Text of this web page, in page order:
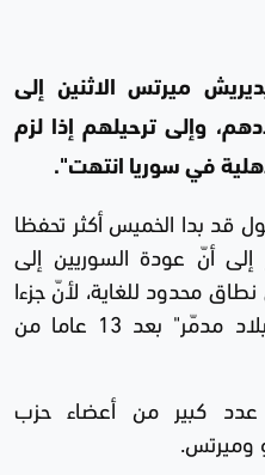
ميرتس الاثنين إلى
وإلى ترحيلهم إذا لزم
في سوريا انتهت".
قد بدا الخميس أكثر تحفظا
إلى أنّ عودة السوريين إلى
محدود للغاية، لأنّ جزءا
كبيرا من البنى التحتية في البلاد مدمّر" بعد 13 عاما من
عدد كبير من أعضاء حزب
وميرتس.